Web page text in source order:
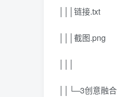
│││链接.txt
│││截图.png
││└─3创意融合